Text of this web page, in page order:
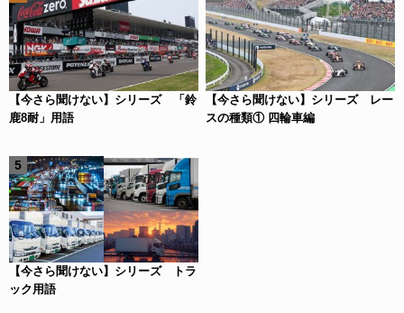
【今さら聞けない】シリーズ 「鈴
鹿8耐」用語
【今さら聞けない】シリーズ レー
スの種類① 四輪車編
【今さら聞けない】シリーズ トラ
ック用語